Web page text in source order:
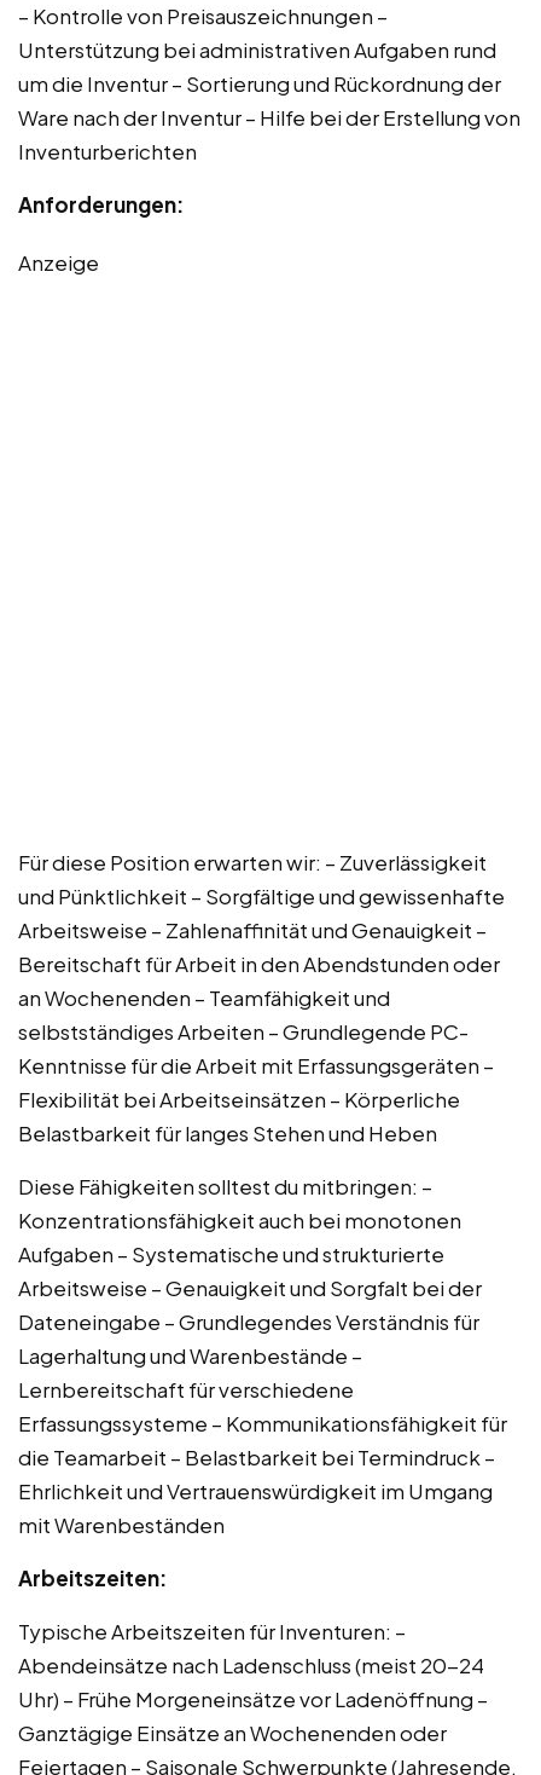
– Kontrolle von Preisauszeichnungen –
Unterstützung bei administrativen Aufgaben rund
um die Inventur – Sortierung und Rückordnung der
Ware nach der Inventur – Hilfe bei der Erstellung von
Inventurberichten
Anforderungen:
Anzeige
Für diese Position erwarten wir: – Zuverlässigkeit
und Pünktlichkeit – Sorgfältige und gewissenhafte
Arbeitsweise – Zahlenaffinität und Genauigkeit –
Bereitschaft für Arbeit in den Abendstunden oder
an Wochenenden – Teamfähigkeit und
selbstständiges Arbeiten – Grundlegende PC-
Kenntnisse für die Arbeit mit Erfassungsgeräten –
Flexibilität bei Arbeitseinsätzen – Körperliche
Belastbarkeit für langes Stehen und Heben
Diese Fähigkeiten solltest du mitbringen: –
Konzentrationsfähigkeit auch bei monotonen
Aufgaben – Systematische und strukturierte
Arbeitsweise – Genauigkeit und Sorgfalt bei der
Dateneingabe – Grundlegendes Verständnis für
Lagerhaltung und Warenbestände –
Lernbereitschaft für verschiedene
Erfassungssysteme – Kommunikationsfähigkeit für
die Teamarbeit – Belastbarkeit bei Termindruck –
Ehrlichkeit und Vertrauenswürdigkeit im Umgang
mit Warenbeständen
Arbeitszeiten:
Typische Arbeitszeiten für Inventuren: –
Abendeinsätze nach Ladenschluss (meist 20-24
Uhr) – Frühe Morgeneinsätze vor Ladenöffnung –
Ganztägige Einsätze an Wochenenden oder
Feiertagen – Saisonale Schwerpunkte (Jahresende,